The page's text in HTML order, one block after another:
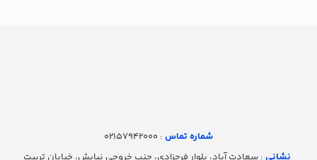
شماره تماس‌ : 02157942000
نشانی : سعادت آباد، بلوار فرحزادی، جنب خروجی نیایش، خیابان تربیت